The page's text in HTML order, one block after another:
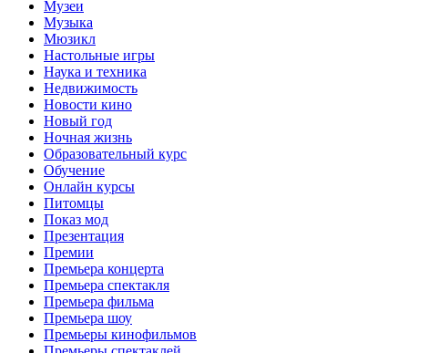
Музеи
Музыка
Мюзикл
Настольные игры
Наука и техника
Недвижимость
Новости кино
Новый год
Ночная жизнь
Образовательный курс
Обучение
Онлайн курсы
Питомцы
Показ мод
Презентация
Премии
Премьера концерта
Премьера спектакля
Премьера фильма
Премьера шоу
Премьеры кинофильмов